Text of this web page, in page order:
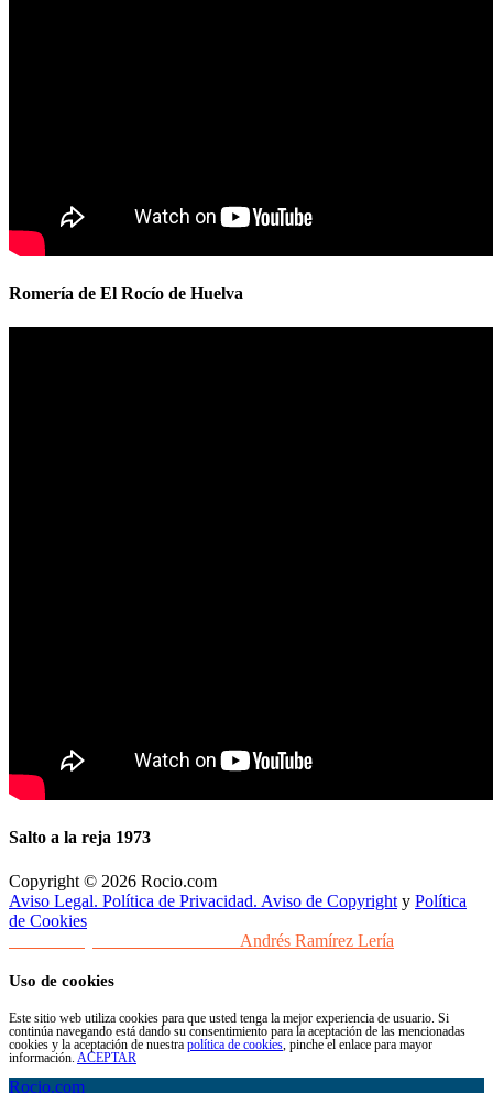
Romería de El Rocío de Huelva
Salto a la reja 1973
Copyright © 2026 Rocio.com
Aviso Legal. Política de Privacidad. Aviso de Copyright y Política
de Cookies
Andrés Ramírez Lería
Uso de cookies
Este sitio web utiliza cookies para que usted tenga la mejor experiencia de usuario. Si
continúa navegando está dando su consentimiento para la aceptación de las mencionadas
cookies y la aceptación de nuestra política de cookies , pinche el enlace para mayor
información. ACEPTAR
Rocio.com